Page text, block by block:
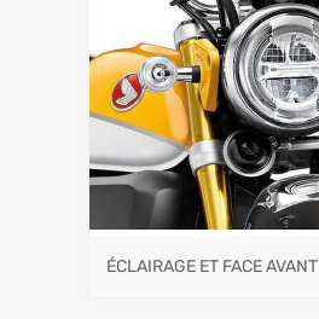
ÉCLAIRAGE ET FACE AVANT